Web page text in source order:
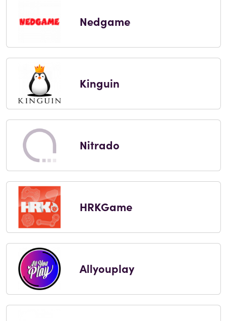
Nedgame
Kinguin
Nitrado
HRKGame
Allyouplay